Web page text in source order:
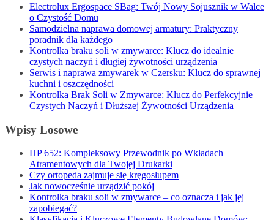
Electrolux Ergospace SBag: Twój Nowy Sojusznik w Walce
o Czystość Domu
Samodzielna naprawa domowej armatury: Praktyczny
poradnik dla każdego
Kontrolka braku soli w zmywarce: Klucz do idealnie
czystych naczyń i długiej żywotności urządzenia
Serwis i naprawa zmywarek w Czersku: Klucz do sprawnej
kuchni i oszczędności
Kontrolka Brak Soli w Zmywarce: Klucz do Perfekcyjnie
Czystych Naczyń i Dłuższej Żywotności Urządzenia
Wpisy Losowe
HP 652: Kompleksowy Przewodnik po Wkładach
Atramentowych dla Twojej Drukarki
Czy ortopeda zajmuje się kręgosłupem
Jak nowocześnie urządzić pokój
Kontrolka braku soli w zmywarce – co oznacza i jak jej
zapobiegać?